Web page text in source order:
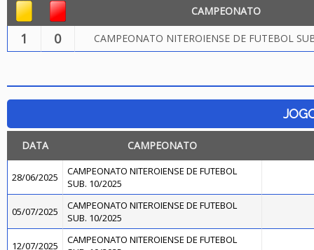
CAMPEONATO
1 0 CAMPEONATO NITEROIENSE DE FUTEBOL
DATA CAMPEONATO
28/06/2025
CAMPEONATO NITEROIENSE DE FUTEBOL
SUB. 10/2025
05/07/2025
CAMPEONATO NITEROIENSE DE FUTEBOL
SUB. 10/2025
12/07/2025
CAMPEONATO NITEROIENSE DE FUTEBOL